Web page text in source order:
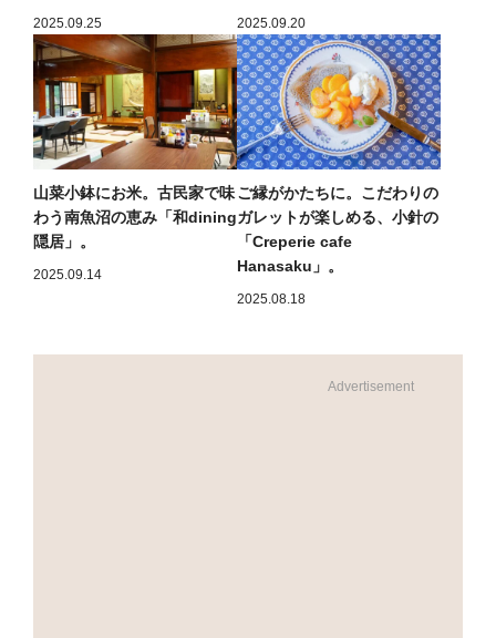
2025.09.25 2025.09.20
山菜小鉢にお米。古民家で味
わう南魚沼の恵み「和dining
隠居」。
2025.09.14
ご縁がかたちに。こだわりの
ガレットが楽しめる、小針の
「Creperie cafe
Hanasaku」。
2025.08.18
Advertisement